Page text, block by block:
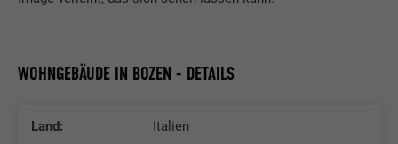
WOHNGEBÄUDE IN BOZEN - DETAILS
Land: Italien